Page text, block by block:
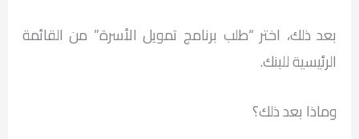
بعد ذلك، اختر “طلب برنامج تمويل الأسرة” من القائمة
الرئيسية للبنك.
وماذا بعد ذلك؟